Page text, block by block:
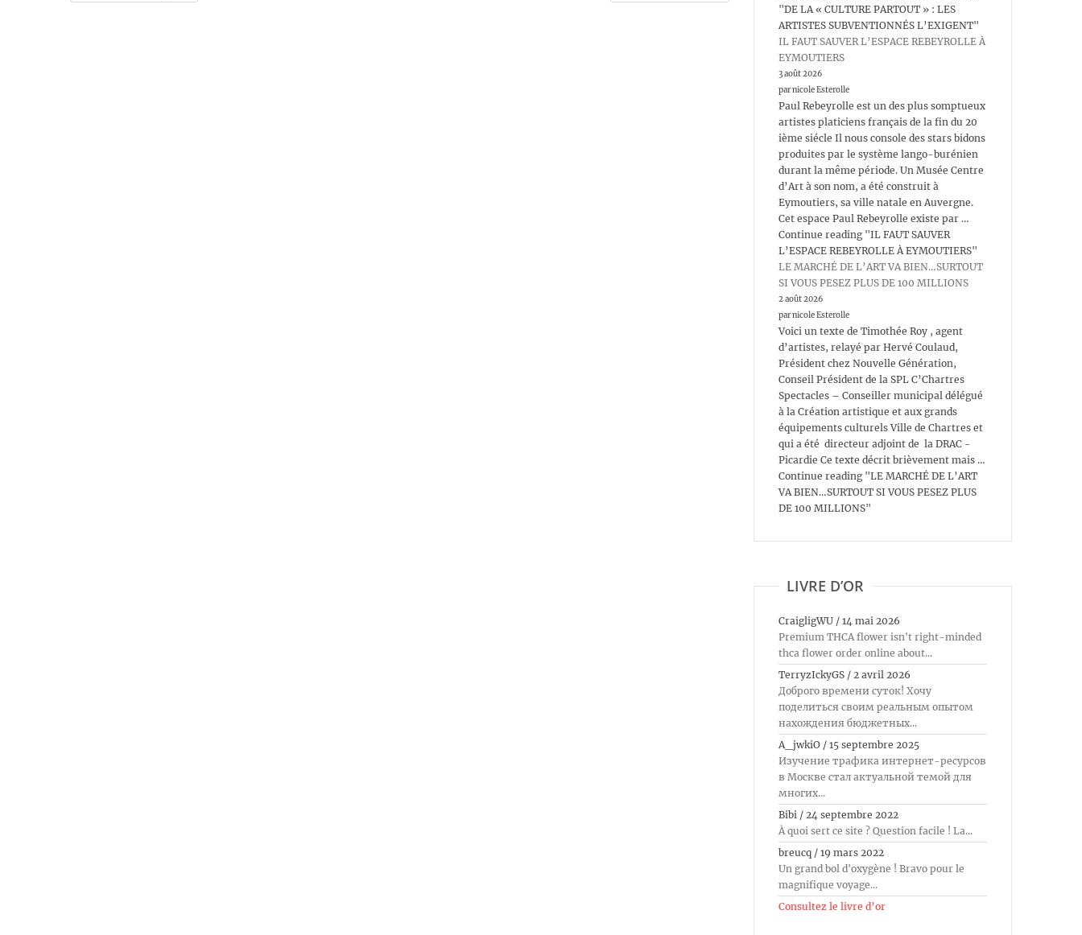
"DE LA « CULTURE PARTOUT » : LES
ARTISTES SUBVENTIONNÉS L’EXIGENT"
IL FAUT SAUVER L’ESPACE REBEYROLLE À
EYMOUTIERS
3 août 2026
par nicole Esterolle
Paul Rebeyrolle est un des plus somptueux
artistes platiciens français de la fin du 20
ième siécle Il nous console des stars bidons
produites par le système lango-burénien
durant la même période. Un Musée Centre
d’Art à son nom, a été construit à
Eymoutiers, sa ville natale en Auvergne.
Cet espace Paul Rebeyrolle existe par …
Continue reading "IL FAUT SAUVER
L’ESPACE REBEYROLLE À EYMOUTIERS"
LE MARCHÉ DE L’ART VA BIEN…SURTOUT
SI VOUS PESEZ PLUS DE 100 MILLIONS
2 août 2026
par nicole Esterolle
Voici un texte de Timothée Roy , agent
d’artistes, relayé par Hervé Coulaud,
Président chez Nouvelle Génération,
Conseil Président de la SPL C’Chartres
Spectacles – Conseiller municipal délégué
à la Création artistique et aux grands
équipements culturels Ville de Chartres et
qui a été directeur adjoint de la DRAC -
Picardie Ce texte décrit brièvement mais …
Continue reading "LE MARCHÉ DE L’ART
VA BIEN…SURTOUT SI VOUS PESEZ PLUS
DE 100 MILLIONS"
LIVRE D’OR
CraigligWU / 14 mai 2026
Premium THCA flower isn't right-minded
thca flower order online about...
TerryzIckyGS / 2 avril 2026
Доброго времени суток! Хочу
поделиться своим реальным опытом
нахождения бюджетных...
A_jwkiO / 15 septembre 2025
Изучение трафика интернет-ресурсов
в Москве стал актуальной темой для
многих...
Bibi / 24 septembre 2022
À quoi sert ce site ? Question facile ! La...
breucq / 19 mars 2022
Un grand bol d'oxygène ! Bravo pour le
magnifique voyage...
Consultez le livre d’or